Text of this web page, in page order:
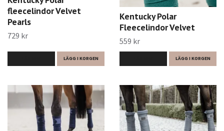
fleecelindor Velvet
Pearls
729 kr
LÄGG I KORGEN
Kentucky Polar
Fleecelindor Velvet
559 kr
LÄGG I KORGEN